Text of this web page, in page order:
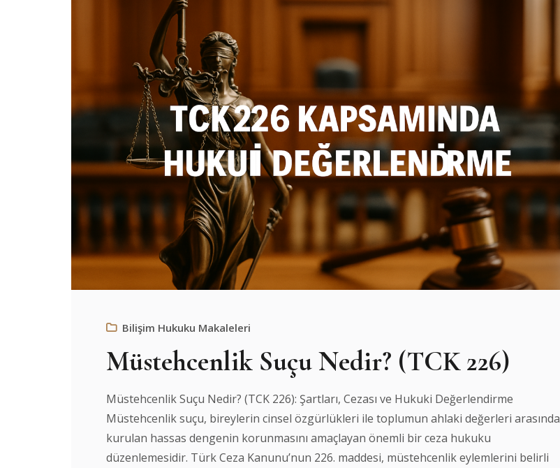
Bilişim Hukuku Makaleleri
Müstehcenlik Suçu Nedir? (TCK 226)
Müstehcenlik Suçu Nedir? (TCK 226): Şartları, Cezası ve Hukuki Değerlendirme
Müstehcenlik suçu, bireylerin cinsel özgürlükleri ile toplumun ahlaki değerleri arasında
kurulan hassas dengenin korunmasını amaçlayan önemli bir ceza hukuku
düzenlemesidir. Türk Ceza Kanunu’nun 226. maddesi, müstehcenlik eylemlerini belirli